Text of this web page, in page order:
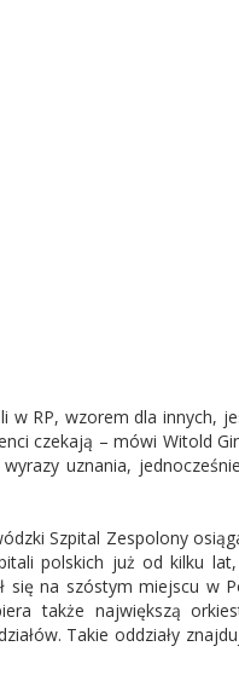
w RP, wzorem dla innych,
czekają – mówi Witold
uznania,
Szpital Zespolony
polskich już od kilku
się na szóstym miejscu w
także największą
Takie oddziały